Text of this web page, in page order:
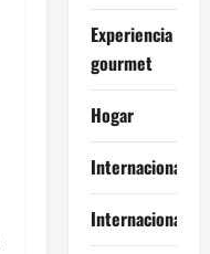
Experiencia
gourmet
Hogar
Internacional
Internacionales